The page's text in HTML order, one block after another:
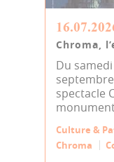
Chroma,
Du
spectacle
Culture &
Chroma